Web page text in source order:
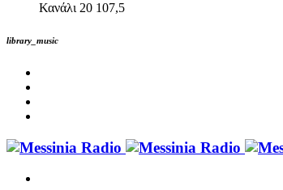
Κανάλι 20 107,5
library_music